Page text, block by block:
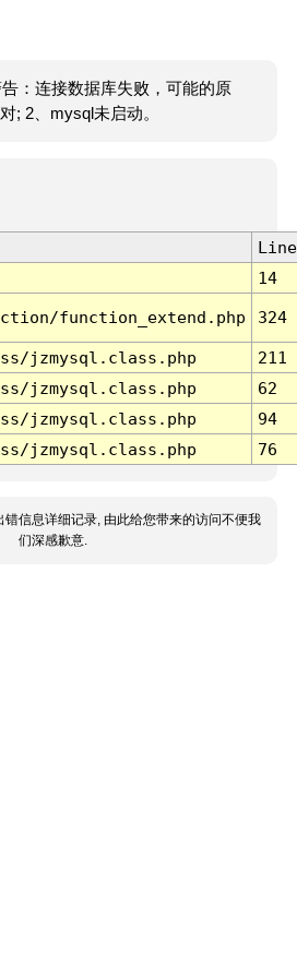
：连接数据库失败，可能的原
; 2、mysql未启动。
Line
14
function_extend.php 324
jzmysql.class.php
211
jzmysql.class.php
62
jzmysql.class.php
94
jzmysql.class.php 76
错信息详细记录, 由此给您带来的访问不便我
们深感歉意.